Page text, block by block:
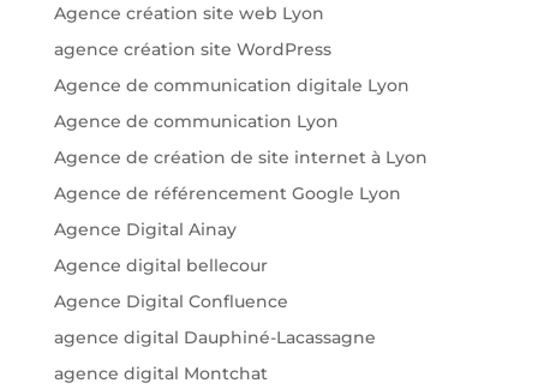
Agence création site web Lyon
agence création site WordPress
Agence de communication digitale Lyon
Agence de communication Lyon
Agence de création de site internet à Lyon
Agence de référencement Google Lyon
Agence Digital Ainay
Agence digital bellecour
Agence Digital Confluence
agence digital Dauphiné-Lacassagne
agence digital Montchat